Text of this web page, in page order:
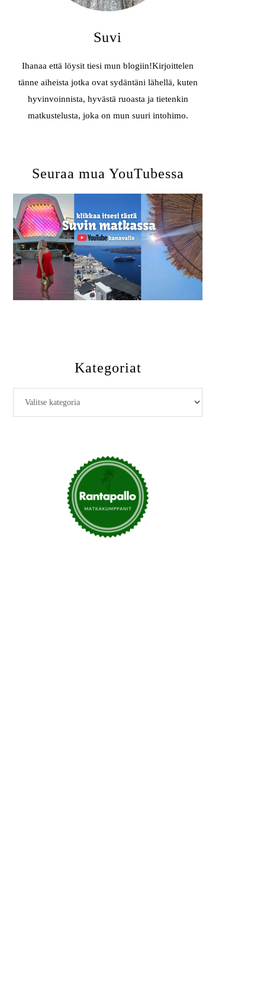
Suvi
Ihanaa että löysit tiesi mun blogiin!Kirjoittelen
tänne aiheista jotka ovat sydäntäni lähellä, kuten
hyvinvoinnista, hyvästä ruoasta ja tietenkin
matkustelusta, joka on mun suuri intohimo.
Seuraa mua YouTubessa
Kategoriat